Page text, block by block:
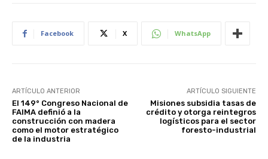
Facebook X WhatsApp
ARTÍCULO ANTERIOR
El 149° Congreso Nacional de
FAIMA definió a la
construcción con madera
como el motor estratégico
de la industria
ARTÍCULO SIGUIENTE
Misiones subsidia tasas de
crédito y otorga reintegros
logísticos para el sector
foresto-industrial